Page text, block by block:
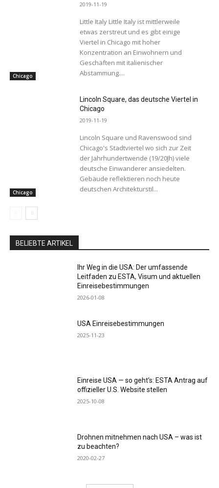
Chicago
2019-11-19
Little Italy Little Italy ist mittlerweile
etwas zerstreut und es gibt einige
Viertel in Chicago mit hoher
Konzentration an Einwohnern und
Geschäften mit italienischer
Abstammung....
Chicago
Lincoln Square, das deutsche Viertel in
Chicago
2019-11-19
Lincoln Square und Ravenswood sind
Chicago's Stadtviertel wo sich zur Zeit
der Jahrhundertwende (19/20Jh) viele
deutsche Einwanderer ansiedelten.
Gebäude reflektieren noch heute
deutschen Architekturstil...
BELIEBTE ARTIKEL
Ihr Weg in die USA: Der umfassende
Leitfaden zu ESTA, Visum und aktuellen
Einreisebestimmungen
2026-01-08
USA Einreisebestimmungen
2025-11-23
Einreise USA — so geht’s: ESTA Antrag auf
offizieller U.S. Website stellen
2025-10-08
Drohnen mitnehmen nach USA – was ist
zu beachten?
2020-02-27